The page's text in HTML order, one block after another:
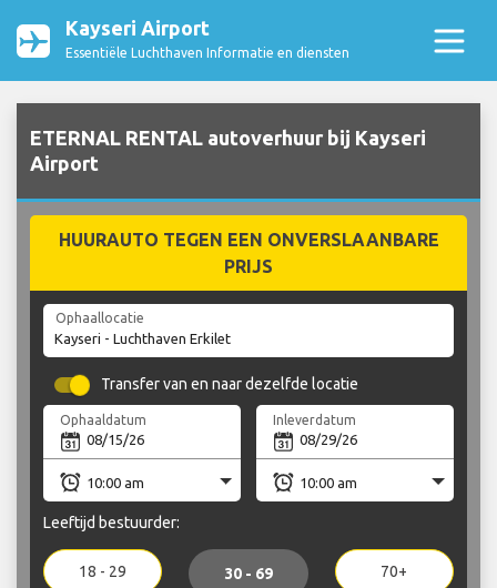
Kayseri Airport
Essentiële Luchthaven Informatie en diensten
ETERNAL RENTAL autoverhuur bij Kayseri
Airport
HUURAUTO TEGEN EEN ONVERSLAANBARE
PRIJS
Ophaallocatie
Transfer van en naar dezelfde locatie
Ophaaldatum Inleverdatum
Leeftijd bestuurder:
18 - 29 30 - 69 70+